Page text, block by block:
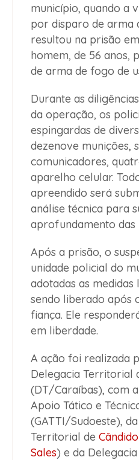
município, quando a
por disparo de arma
resultou na prisão
homem, de 56 anos,
de arma de fogo de
Durante as
da operação, os
espingardas de
dezenove munições,
comunicadores,
aparelho celular.
apreendido será
análise técnica para
aprofundamento das
Após a prisão, o
unidade policial do
adotadas as medidas
sendo liberado após
fiança. Ele
em liberdade.
A ação foi realizada
Delegacia Territorial
(DT/Caraíbas), com
Apoio Tático e
(GATTI/Sudoeste),
Territorial de
Sales) e da